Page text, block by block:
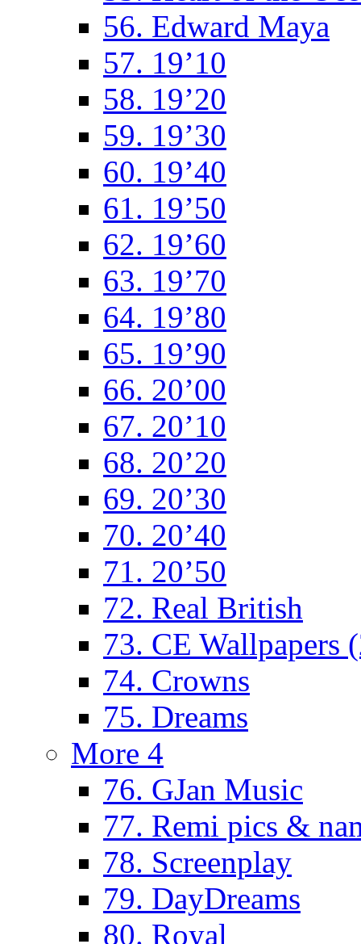
56. Edward Maya
57. 19’10
58. 19’20
59. 19’30
60. 19’40
61. 19’50
62. 19’60
63. 19’70
64. 19’80
65. 19’90
66. 20’00
67. 20’10
68. 20’20
69. 20’30
70. 20’40
71. 20’50
72. Real British
73. CE Wallpapers
74. Crowns
75. Dreams
More 4
76. GJan Music
77. Remi pics &
78. Screenplay
79. DayDreams
80. Royal